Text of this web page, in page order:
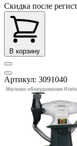
Скидка после
В корзину
Артикул: 3091040